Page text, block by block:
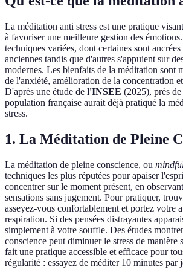
La méditation anti stress est une pratique
à favoriser une meilleure gestion des
techniques variées, dont certaines sont
anciennes tandis que d'autres s'appuient sur
modernes. Les bienfaits de la méditation sont
de l'anxiété, amélioration de la concentration
D'après une étude de l'INSEE (2025), près
population française aurait déjà pratiqué la
stress.
1. La Méditation de Pleine
La méditation de pleine conscience, ou
techniques les plus réputées pour apaiser
concentrer sur le moment présent, en
sensations sans jugement. Pour pratiquer,
asseyez-vous confortablement et portez votre
respiration. Si des pensées distrayantes
simplement à votre souffle. Des études
conscience peut diminuer le stress de manière
fait une pratique accessible et efficace pour
régularité : essayez de méditer 10 minutes par